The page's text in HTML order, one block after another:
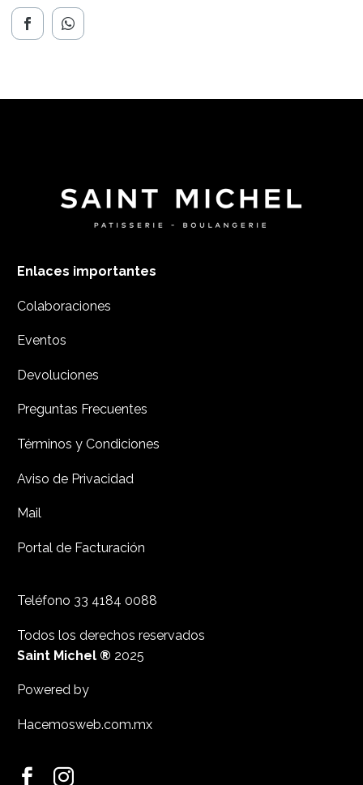
Enlaces importantes
Colaboraciones
Eventos
Devoluciones
Preguntas Frecuentes
Términos y Condiciones
Aviso de Privacidad
Mail
Portal de Facturación
Teléfono 33 4184 0088
Todos los derechos reservados
Saint Michel ® 2025
Powered by
Hacemosweb.com.mx